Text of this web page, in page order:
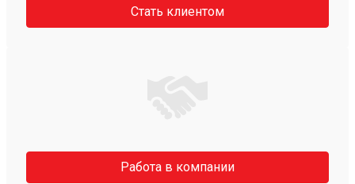
Стать клиентом
Работа в компании